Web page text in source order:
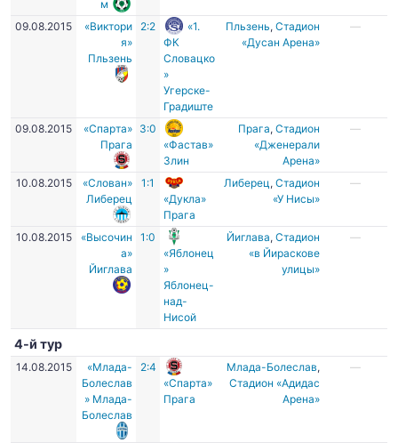
м
09.08.2015
«Виктори
я»
Пльзень
2:2
«1.
ФК
Словацко
»
Угерске-
Градиште
Пльзень,Стадион
«Дусан Арена»
—
09.08.2015
«Спарта»
Прага
3:0
«Фастав»
Злин
Прага,Стадион
«Дженерали
Арена»
—
10.08.2015
«Слован»
Либерец
1:1
«Дукла»
Прага
Либерец ,Стадион
«У Нисы»
—
10.08.2015
«Высочин
а»
Йиглава
1:0
«Яблонец
»
Яблонец-
над-
Нисой
Йиглава,Стадион
«в Йираскове
улицы»
—
4-й тур
14.08.2015
«Млада-
Болеслав
» Млада-
Болеслав
2:4
«Спарта»
Прага
Млада-Болеслав,
Стадион «Адидас
Арена»
—